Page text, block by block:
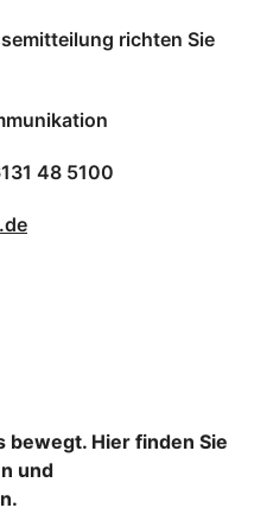
richten Sie
48 5100
bewegt. Hier finden Sie
und